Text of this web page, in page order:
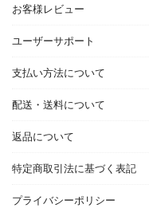
お客様レビュー
ユーザーサポート
支払い方法について
配送・送料について
返品について
特定商取引法に基づく表記
プライバシーポリシー